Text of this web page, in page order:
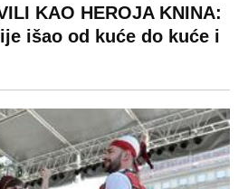
KAO HEROJA KNINA:
išao od kuće do kuće i